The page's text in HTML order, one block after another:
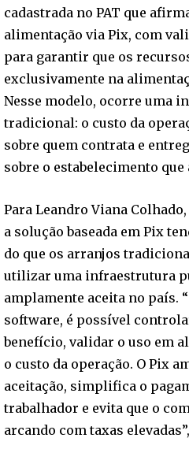
cadastrada no PAT que
alimentação via Pix, com
para garantir que os
exclusivamente na
Nesse modelo, ocorre uma
tradicional: o custo da
sobre quem contrata e
sobre o estabelecimento
Para Leandro Viana
a solução baseada em Pix
do que os arranjos
utilizar uma infraestrutura
amplamente aceita no país.
software, é possível
benefício, validar o uso em
o custo da operação. O Pix
aceitação, simplifica o
trabalhador e evita que o
arcando com taxas